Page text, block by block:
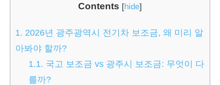
Contents [hide]
1. 2026년 광주광역시 전기차 보조금, 왜 미리 알
아봐야 할까?
1.1. 국고 보조금 vs 광주시 보조금: 무엇이 다
를까?